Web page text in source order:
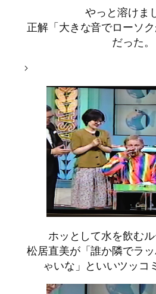
やっと溶けま
正解「大きな音でローソク
だった。
>
ホッとして水を飲むル
松居直美が「誰か隣でラ
ゃいな」といいツッコ